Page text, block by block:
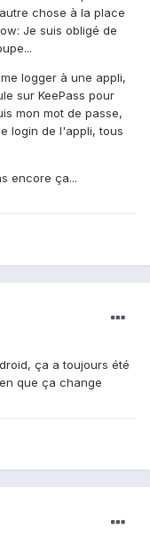
chose à la place
Je suis obligé de
logger à une appli,
sur KeePass pour
mon mot de passe,
login de l'appli, tous
encore ça...
ça a toujours été
que ça change